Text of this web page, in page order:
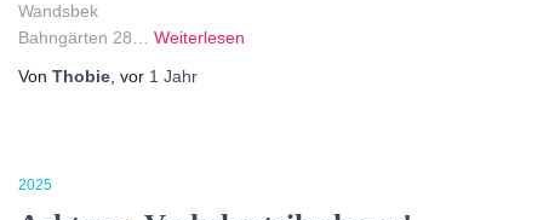
Wandsbek
Bahngärten 28… Weiterlesen
Von Thobie , vor 1 Jahr
2025